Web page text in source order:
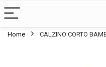
Home CALZINO CORTO